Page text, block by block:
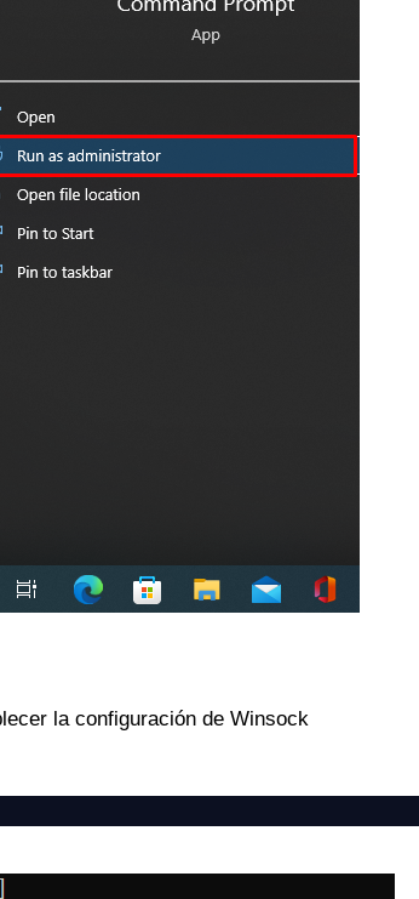
la configuración de Winsock